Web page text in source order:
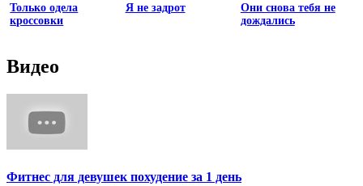
Только одела
кроссовки
Я не задрот
Они снова тебя не
дождались
Видео
Фитнес для девушек похудение за 1 день